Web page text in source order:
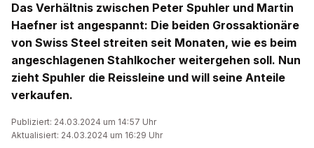
Das Verhältnis zwischen Peter Spuhler und Martin
Haefner ist angespannt: Die beiden Grossaktionäre
von Swiss Steel streiten seit Monaten, wie es beim
angeschlagenen Stahlkocher weitergehen soll. Nun
zieht Spuhler die Reissleine und will seine Anteile
verkaufen.
Publiziert: 24.03.2024 um 14:57 Uhr
Aktualisiert: 24.03.2024 um 16:29 Uhr